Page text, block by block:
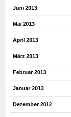
Juni 2013
Mai 2013
April 2013
März 2013
Februar 2013
Januar 2013
Dezember 2012